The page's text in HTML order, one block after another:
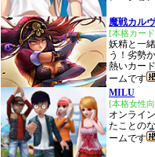
魔戦カル
[本格カー
妖精と一
う！劣勢
熱いカー
ームです
MILU
[本格女性
オンライ
たことの
ームです